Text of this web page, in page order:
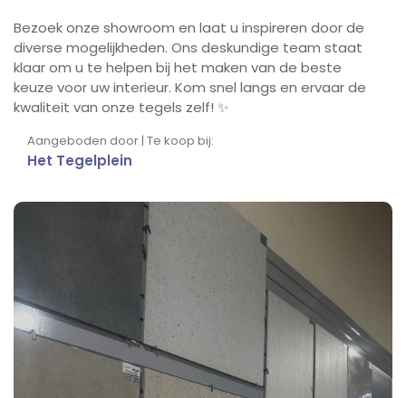
Bezoek onze showroom en laat u inspireren door de
diverse mogelijkheden. Ons deskundige team staat
klaar om u te helpen bij het maken van de beste
keuze voor uw interieur. Kom snel langs en ervaar de
kwaliteit van onze tegels zelf! ✨
Aangeboden door | Te koop bij:
Het Tegelplein